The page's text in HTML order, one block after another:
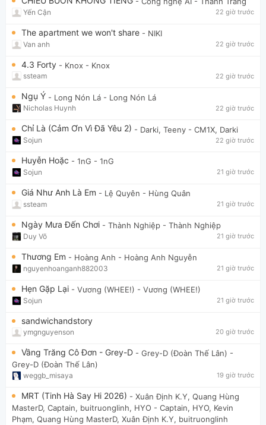
Yến Cận 22 giờ trước
The apartment we won't share - NIKI
Van anh 22 giờ trước
4.3 Forty - Knox - Knox
ssteam 22 giờ trước
Ngụ Ý - Long Nón Lá - Long Nón Lá
Nicholas Huynh 22 giờ trước
Chỉ Là (Cảm Ơn Vì Đã Yêu 2) - Darki, Teeny - CM1X, Darki
Sojun 22 giờ trước
Huyễn Hoặc - 1nG - 1nG
Sojun 21 giờ trước
Giá Như Anh Là Em - Lệ Quyên - Hùng Quân
ssteam 21 giờ trước
Ngày Mưa Đến Chơi - Thành Nghiệp - Thành Nghiệp
Duy Võ 21 giờ trước
Thương Em - Hoàng Anh - Hoàng Anh Nguyễn
nguyenhoanganh882003 21 giờ trước
Hẹn Gặp Lại - Vương (WHEE!) - Vương (WHEE!)
Sojun 21 giờ trước
sandwichandstory
ymgnguyenson 20 giờ trước
Vầng Trăng Cô Đơn - Grey-D - Grey-D (Đoàn Thế Lân) -
Grey-D (Đoàn Thế Lân)
weggb_misaya 19 giờ trước
MRT (Tinh Hà Say Hi 2026) - Xuân Định K.Y, Quang Hùng
MasterD, Captain, buitruonglinh, HYO - Captain, HYO, Kevin
Phạm, Quang Hùng MasterD, Xuân Định K.Y, buitruonglinh